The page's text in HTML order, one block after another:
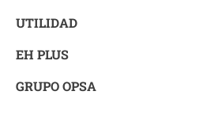
UTILIDAD
EH PLUS
GRUPO OPSA